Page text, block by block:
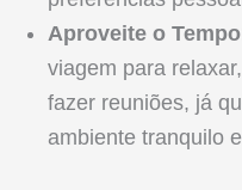
Aproveite o Tempo
viagem para
fazer reuniões, já
ambiente tranquilo